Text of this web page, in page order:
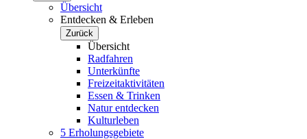
Übersicht
Entdecken & Erleben
Zurück
Übersicht
Radfahren
Unterkünfte
Freizeitaktivitäten
Essen & Trinken
Natur entdecken
Kulturleben
5 Erholungsgebiete